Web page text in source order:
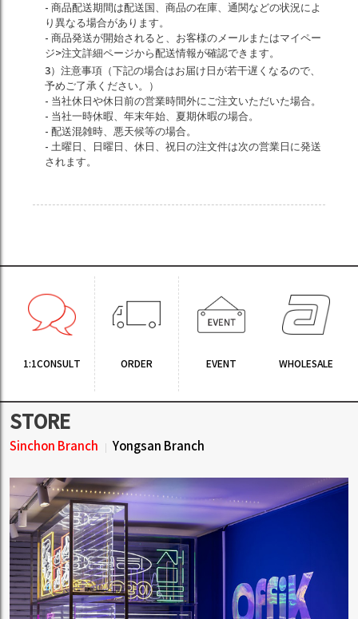
- 商品配送期間は配送国、商品の在庫、通関などの状況によ
り異なる場合があります。
- 商品発送が開始されると、お客様のメールまたはマイペー
ジ>注文詳細ページから配送情報が確認できます。
3）注意事項（下記の場合はお届け日が若干遅くなるので、
予めご了承ください。）
- 当社休日や休日前の営業時間外にご注文いただいた場合。
- 当社一時休暇、年末年始、夏期休暇の場合。
- 配送混雑時、悪天候等の場合。
- 土曜日、日曜日、休日、祝日の注文件は次の営業日に発送
されます。
1:1CONSULT ORDER EVENT WHOLESALE
STORE
Sinchon Branch Yongsan Branch